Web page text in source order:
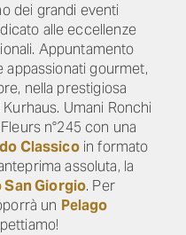
dei grandi eventi
alle eccellenze
Appuntamento
gourmet,
nella prestigiosa
Umani Ronchi
n°245 con una
Classicoin formato
assoluta, la
San Giorgio. Per
un Pelago